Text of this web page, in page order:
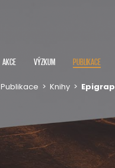
AKCE VÝZKUM PUBLIKACE
Publikace > Knihy>